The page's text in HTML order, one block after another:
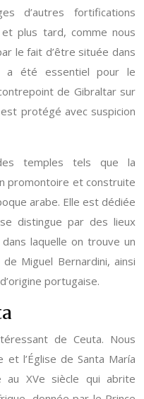
d’autres fortifications
plus tard, comme nous
le fait d’être située dans
a été essentiel pour le
de Gibraltar sur
protégé avec suspicion
temples tels que la
promontoire et construite
arabe. Elle est dédiée
distingue par des lieux
laquelle on trouve un
Miguel Bernardini, ainsi
portugaise.
de Ceuta. Nous
l’Église de Santa María
au XVe siècle qui abrite